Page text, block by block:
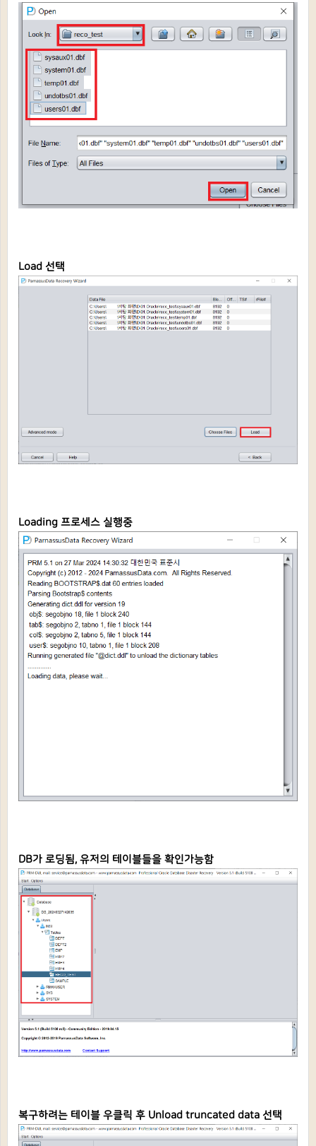
Load 선택
Loading 프로세스 실행중
DB가 로딩됨, 유저의 테이블들을 확인가능함
복구하려는 테이블 우클릭 후 Unload truncated data 선택